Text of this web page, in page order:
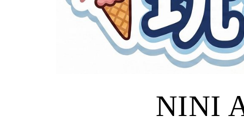
NINI